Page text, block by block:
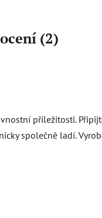
(2)
příležitosti.
společně ladí.